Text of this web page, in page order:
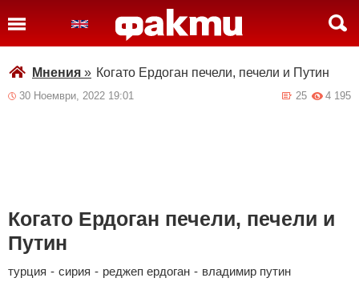
Мнения » Когато Ердоган печели, печели и Путин
30 Ноември, 2022 19:01 4 195
25
Когато Ердоган печели, печели и
Путин
турция - сирия - реджеп ердоган - владимир путин